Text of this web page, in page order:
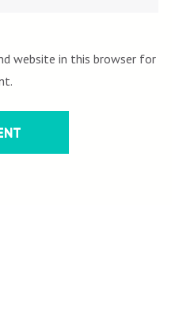
website in this browser for